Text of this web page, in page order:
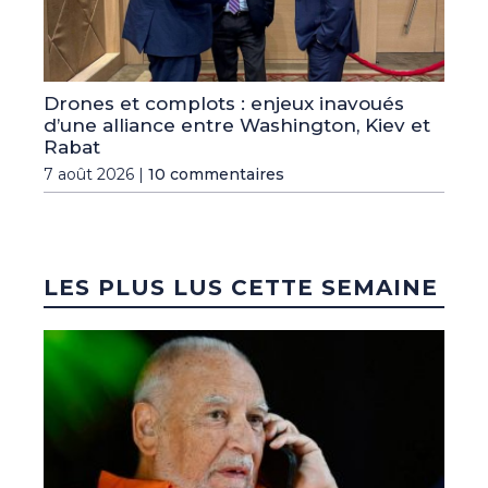
Drones et complots : enjeux inavoués
d’une alliance entre Washington, Kiev et
Rabat
7 août 2026 | 10 commentaires
LES PLUS LUS CETTE SEMAINE